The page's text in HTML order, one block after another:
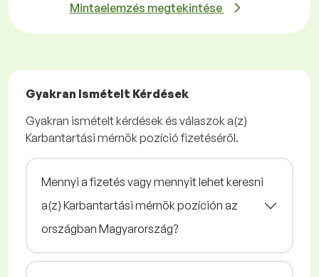
Mintaelemzés megtekintése
Gyakran Ismételt Kérdések
Gyakran ismételt kérdések és válaszok a(z)
Karbantartási mérnök pozíció fizetéséről.
Mennyi a fizetés vagy mennyit lehet keresni
a(z) Karbantartási mérnök pozíción az
országban Magyarország?